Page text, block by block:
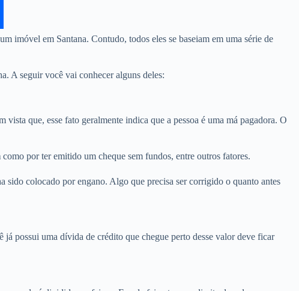
imóvel em Santana. Contudo, todos eles se baseiam em uma série de
A seguir você vai conhecer alguns deles:
que, esse fato geralmente indica que a pessoa é uma má pagadora. O
por ter emitido um cheque sem fundos, entre outros fatores.
sido colocado por engano. Algo que precisa ser corrigido o quanto antes
possui uma dívida de crédito que chegue perto desse valor deve ficar